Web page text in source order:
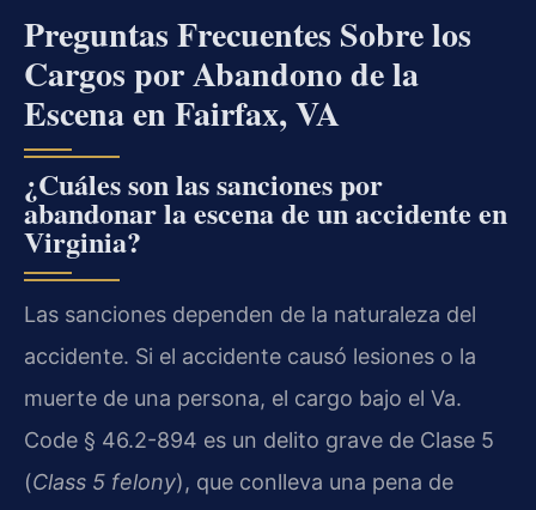
Preguntas Frecuentes Sobre los
Cargos por Abandono de la
Escena en Fairfax, VA
¿Cuáles son las sanciones por
abandonar la escena de un accidente en
Virginia?
Las sanciones dependen de la naturaleza del
accidente. Si el accidente causó lesiones o la
muerte de una persona, el cargo bajo el Va.
Code § 46.2-894 es un delito grave de Clase 5
(Class 5 felony), que conlleva una pena de